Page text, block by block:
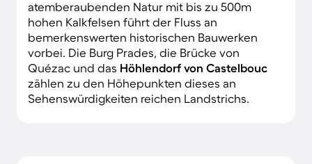
atemberaubenden Natur mit bis zu 500m
hohen Kalkfelsen führt der Fluss an
bemerkenswerten historischen Bauwerken
vorbei. Die Burg Prades, die Brücke von
Quézac und das Höhlendorf von Castelbouc
zählen zu den Höhepunkten dieses an
Sehenswürdigkeiten reichen Landstrichs.